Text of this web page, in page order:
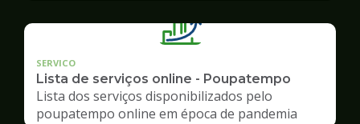
SERVICO
Lista de serviços online - Poupatempo
Lista dos serviços disponibilizados pelo
poupatempo online em época de pandemia